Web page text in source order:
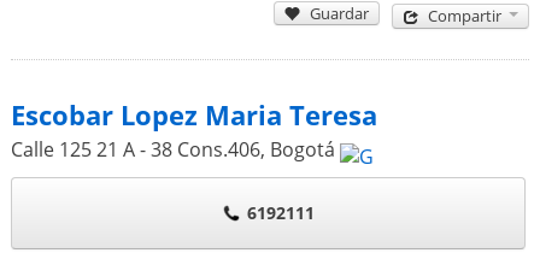
Guardar Compartir
Escobar Lopez Maria Teresa
Calle 125 21 A - 38 Cons.406, Bogotá
6192111